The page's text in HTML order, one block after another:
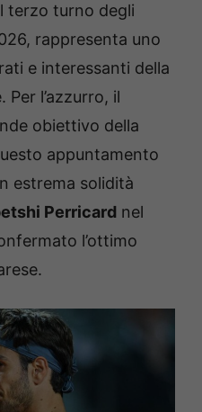
terzo turno degli
rappresenta uno
e interessanti della
l’azzurro, il
obiettivo della
appuntamento
estrema solidità
Perricard nel
l’ottimo